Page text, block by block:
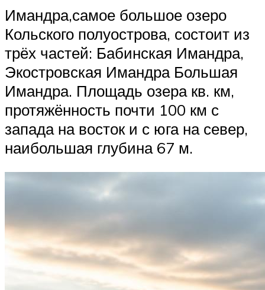
Имандра,самое большое озеро
Кольского полуострова, состоит из
трёх частей: Бабинская Имандра,
Экостровская Имандра Большая
Имандра. Площадь озера кв. км,
протяжённость почти 100 км с
запада на восток и с юга на север,
наибольшая глубина 67 м.